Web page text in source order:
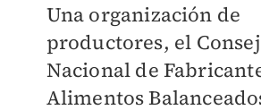
Una organización de
productores, el
Nacional de
Alimentos